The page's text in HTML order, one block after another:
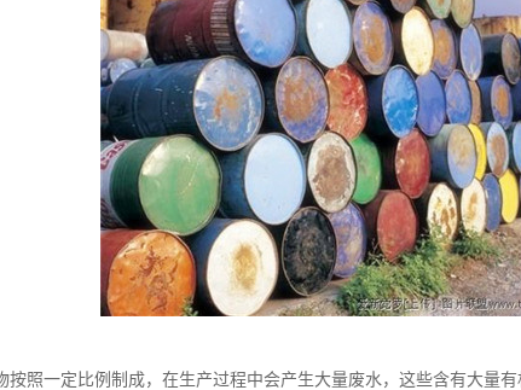
按照一定比例制成，在生产过程中会产生大量废水，这些含有大量